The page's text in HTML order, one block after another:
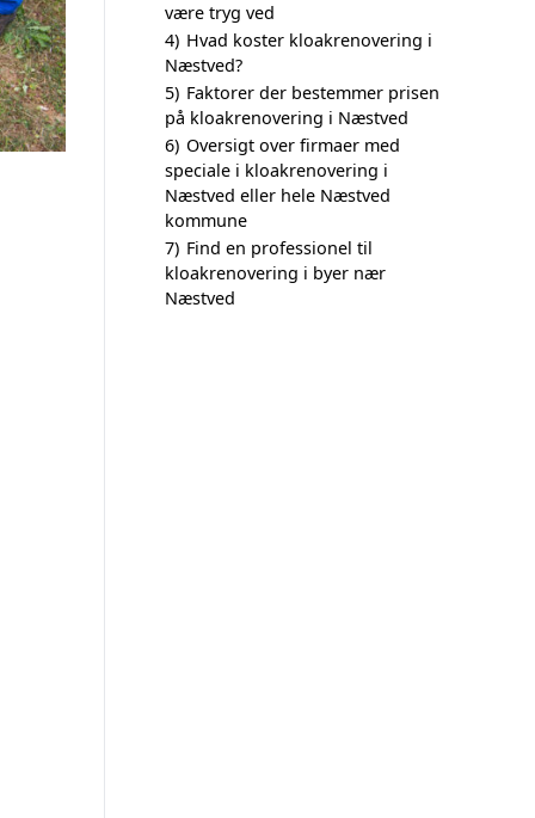
være tryg ved
4) Hvad koster kloakrenovering i
Næstved?
5) Faktorer der bestemmer prisen
på kloakrenovering i Næstved
6) Oversigt over firmaer med
speciale i kloakrenovering i
Næstved eller hele Næstved
kommune
7) Find en professionel til
kloakrenovering i byer nær
Næstved